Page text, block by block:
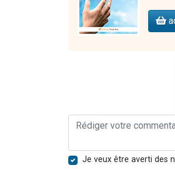
Je veux être averti des